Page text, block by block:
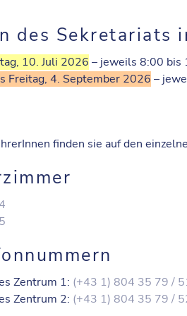
des Sekretariats
10. Juli 2026 – jeweils 8:00 bis
Freitag, 4. September 2026 –
finden sie auf den
Zentrum 1: (+43 1) 804 35 79 /
Zentrum 2: (+43 1) 804 35 79 /